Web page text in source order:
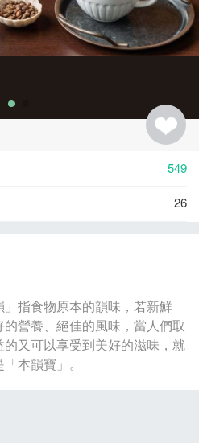
549
26
」指食物原本的韻味，若新鮮
營養、絕佳的風味，當人們取
又可以享受到美好的滋味，就
本韻寶」。